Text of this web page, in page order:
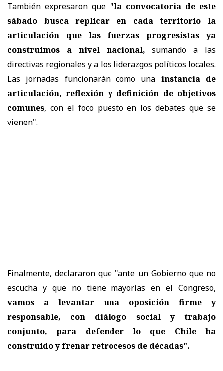
También expresaron que "la convocatoria de este
sábado busca replicar en cada territorio la
articulación que las fuerzas progresistas ya
construimos a nivel nacional, sumando a las
directivas regionales y a los liderazgos políticos locales.
Las jornadas funcionarán como una instancia de
articulación, reflexión y definición de objetivos
comunes, con el foco puesto en los debates que se
vienen".
Finalmente, declararon que "ante un Gobierno que no
escucha y que no tiene mayorías en el Congreso,
vamos a levantar una oposición firme y
responsable, con diálogo social y trabajo
conjunto, para defender lo que Chile ha
construido y frenar retrocesos de décadas".